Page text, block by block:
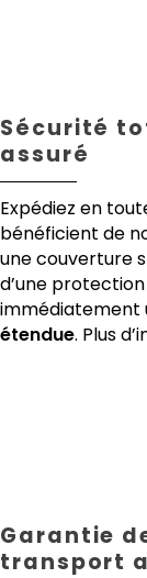
Sécurité
assuré
Expédiez en
bénéficient de
une couverture
d’une
immédiatement
étendue. Plus
Garantie
transport